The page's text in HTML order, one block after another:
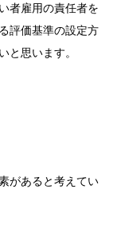
者雇用の責任者を
評価基準の設定方
と思います。
があると考えてい